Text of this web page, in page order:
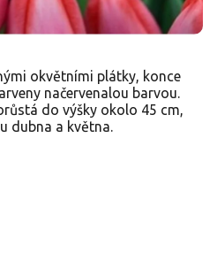
okvětními plátky, konce
načervenalou barvou.
do výšky okolo 45 cm,
dubna a května.